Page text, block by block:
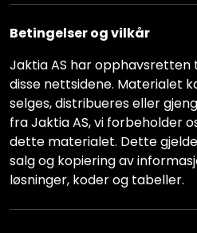
Betingelser og vilkår
Jaktia AS har opphavsretten
disse nettsidene. Materialet
selges, distribueres eller
fra Jaktia AS, vi forbeholder
dette materialet. Dette
salg og kopiering av
løsninger, koder og tabeller.